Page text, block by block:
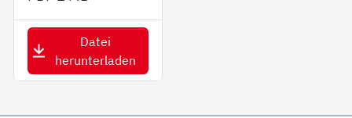
Datei
herunterladen